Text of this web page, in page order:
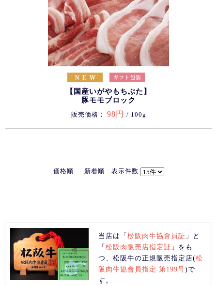
【国産いがやもちぶた】
豚モモブロック
販売価格： 98円 / 100g
価格順 新着順 表示件数
当店は「松阪肉牛協會員証 」と
「松阪肉販売店指定証 」をも
つ、松阪牛の正規販売指定店(松
阪肉牛協會員指定 第199号)で
す。